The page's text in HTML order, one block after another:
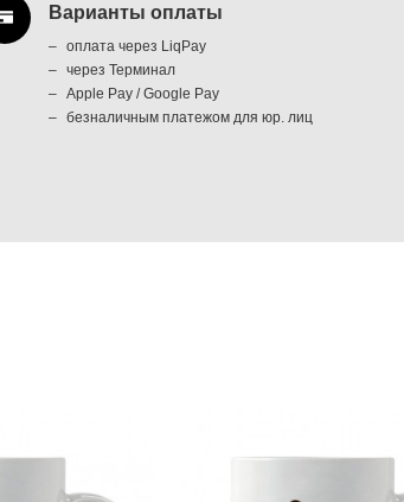
Варианты оплаты
оплата через LiqPay
через Терминал
Apple Pay / Google Pay
безналичным платежом для юр. лиц